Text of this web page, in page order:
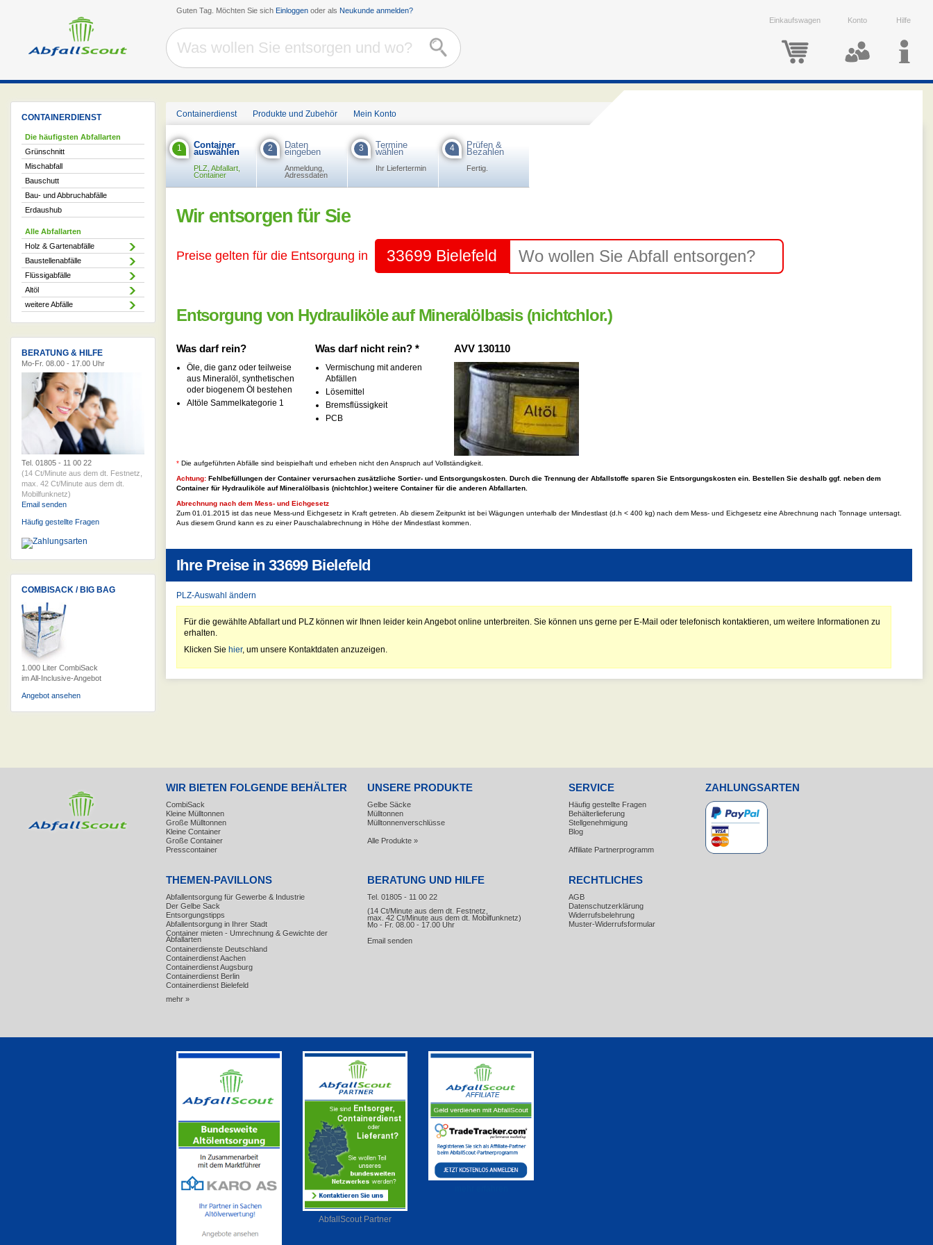
Guten Tag. Möchten Sie sich Einloggen oder als Neukunde anmelden?
Einkaufswagen
Konto Hilfe
CONTAINERDIENST
Die häufigsten Abfallarten
Grünschnitt
Mischabfall
Bauschutt
Bau- und Abbruchabfälle
Erdaushub
Alle Abfallarten
Holz & Gartenabfälle
Baustellenabfälle
Flüssigabfälle
Altöl
weitere Abfälle
BERATUNG & HILFE
Mo-Fr. 08.00 - 17.00 Uhr
Tel. 01805 - 11 00 22
(14 Ct/Minute aus dem dt. Festnetz,
max. 42 Ct/Minute aus dem dt.
Mobilfunknetz)
Email senden
Häufig gestellte Fragen
COMBISACK / BIG BAG
1.000 Liter CombiSack
im All-Inclusive-Angebot
Angebot ansehen
Containerdienst Produkte und Zubehör Mein Konto
1 Container
auswählen
PLZ, Abfallart,
Container
2 Daten
eingeben
Anmeldung,
Adressdaten
3 Termine
wählen
Ihr Liefertermin
4 Prüfen &
Bezahlen
Fertig.
Wir entsorgen für Sie
Preise gelten für die Entsorgung in 33699 Bielefeld
Entsorgung von Hydrauliköle auf Mineralölbasis (nichtchlor.)
Was darf rein?
Öle, die ganz oder teilweise
aus Mineralöl, synthetischen
oder biogenem Öl bestehen
Altöle Sammelkategorie 1
Was darf nicht rein? *
Vermischung mit anderen
Abfällen
Lösemittel
Bremsflüssigkeit
PCB
AVV 130110
* Die aufgeführten Abfälle sind beispielhaft und erheben nicht den Anspruch auf Vollständigkeit.
Achtung: Fehlbefüllungen der Container verursachen zusätzliche Sortier- und Entsorgungskosten. Durch die Trennung der Abfallstoffe sparen Sie Entsorgungskosten ein. Bestellen Sie deshalb ggf. neben dem
Container für Hydrauliköle auf Mineralölbasis (nichtchlor.) weitere Container für die anderen Abfallarten.
Abrechnung nach dem Mess- und Eichgesetz
Zum 01.01.2015 ist das neue Mess-und Eichgesetz in Kraft getreten. Ab diesem Zeitpunkt ist bei Wägungen unterhalb der Mindestlast (d.h < 400 kg) nach dem Mess- und Eichgesetz eine Abrechnung nach Tonnage untersagt.
Aus diesem Grund kann es zu einer Pauschalabrechnung in Höhe der Mindestlast kommen.
Ihre Preise in33699 Bielefeld
PLZ-Auswahl ändern
Für die gewählte Abfallart und PLZ können wir Ihnen leider kein Angebot online unterbreiten. Sie können uns gerne per E-Mail oder telefonisch kontaktieren, um weitere Informationen zu
erhalten.
Klicken Sie hier, um unsere Kontaktdaten anzuzeigen.
WIR BIETEN FOLGENDE BEHÄLTER
CombiSack
Kleine Mülltonnen
Große Mülltonnen
Kleine Container
Große Container
Presscontainer
UNSERE PRODUKTE
Gelbe Säcke
Mülltonnen
Mülltonnenverschlüsse
Alle Produkte »
SERVICE
Häufig gestellte Fragen
Behälterlieferung
Stellgenehmigung
Blog
Affiliate Partnerprogramm
ZAHLUNGSARTEN
THEMEN-PAVILLONS
Abfallentsorgung für Gewerbe & Industrie
Der Gelbe Sack
Entsorgungstipps
Abfallentsorgung in Ihrer Stadt
Container mieten - Umrechnung & Gewichte der
Abfallarten
Containerdienste Deutschland
Containerdienst Aachen
Containerdienst Augsburg
Containerdienst Berlin
Containerdienst Bielefeld
mehr »
BERATUNG UND HILFE
Tel. 01805 - 11 00 22
(14 Ct/Minute aus dem dt. Festnetz,
max. 42 Ct/Minute aus dem dt. Mobilfunknetz)
Mo - Fr. 08.00 - 17.00 Uhr
Email senden
RECHTLICHES
AGB
Datenschutzerklärung
Widerrufsbelehrung
Muster-Widerrufsformular
AbfallScout Partner